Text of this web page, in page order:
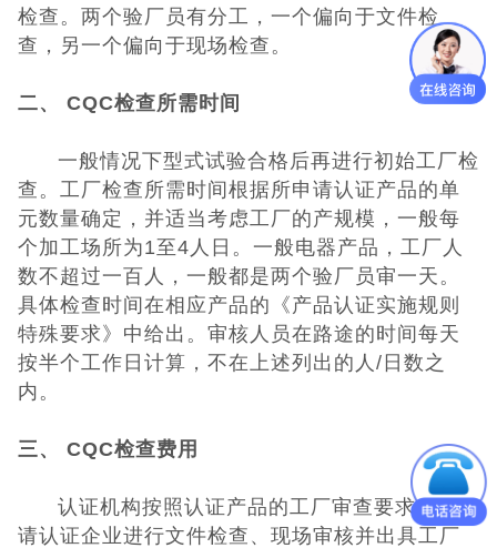
检查。两个验厂员有分工，一个偏向于文件检
查，另一个偏向于现场检查。
二、 CQC检查所需时间
一般情况下型式试验合格后再进行初始工厂检
查。工厂检查所需时间根据所申请认证产品的单
元数量确定，并适当考虑工厂的产规模，一般每
个加工场所为1至4人日。一般电器产品，工厂人
数不超过一百人，一般都是两个验厂员审一天。
具体检查时间在相应产品的《产品认证实施规则
特殊要求》中给出。审核人员在路途的时间每天
按半个工作日计算，不在上述列出的人/日数之
内。
三、 CQC检查费用
认证机构按照认证产品的工厂审查要求，对申
请认证企业进行文件检查、现场审核并出具工厂